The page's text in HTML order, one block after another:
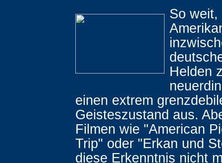
So weit,
Helden
einen extrem
Geisteszustand aus.
Filmen wie "American
Trip" oder "Erkan und
diese Erkenntnis nicht